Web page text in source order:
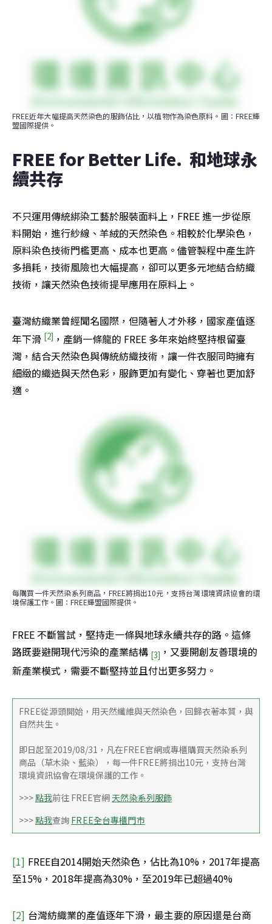
FREE近年大幅提高天然染色的服飾佔比，以植物作為染色原料。圖：FREE輝
盟國際提供。
FREE for Better Life.  和地球永
續共存
不只運用傳統綁染工藝於服裝面料上，FREE 進一步從原
料開始，進行紗線、羊絨的天然染色。相較於化學染色，
原料染色技術門檻更高、成本也更高。儘管製程中產生許
多損耗，技術風險也大幅提高，卻可以更多元地結合紡織
技術，讓天然染色技術提早應用在原料上。
臺灣紡織業曾經聞名國際，但隨著人才外移，國家產值逐
年下滑 [2] ，產銷一條龍的 FREE 多年來始終堅持根留臺
灣，結合天然染色與傳統紡織技術，讓一件衣服同時擁有
細緻的織造與天然色彩，服飾更加有變化、穿著也更加舒
適。
每購買一件天然染系列商品，FREE將捐出10元，支持台灣環境資訊協會的環
境保護工作。圖：FREE輝盟國際提供。
FREE 不斷嘗試，堅持走一條與地球永續共存的路。這條
路既要避開現代污染的產業結構 [3] ，又要開創友善環境的
新產業模式，需要不斷堅持並且付出更多努力。
FREE從源頭開始，用天然纖維與天然染色，回歸衣著本質，與
自然共生。
即日起至2019/08/31，凡在FREE官網或專櫃購買天然染系列
商品（草木染、藍染），每一件FREE將捐出10元，支持台灣
環境資訊協會在環境保護的工作。
>>> 點我前往 FREE官網 天然染系列服飾
>>> 點我查詢 FREE全台專櫃門市
[1] FREE自2014開始天然染色，佔比為10%，2017年提高
至15%，2018年提高為30%，至2019年已超過40%
[2] 台灣紡織業的產值逐年下滑，最主要的原因還是台商